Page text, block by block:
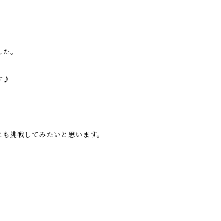
。
♪
挑戦してみたいと思います。